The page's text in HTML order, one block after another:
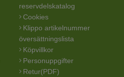
reservdelskatalog
Cookies
Klippo artikelnummer
översättningslista
Köpvillkor
Personuppgifter
Retur(PDF)